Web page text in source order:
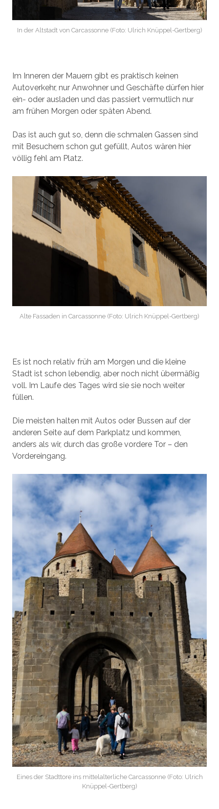
In der Altstadt von Carcassonne (Foto: Ulrich Knüppel-Gertberg)
Im Inneren der Mauern gibt es praktisch keinen
Autoverkehr, nur Anwohner und Geschäfte dürfen hier
ein- oder ausladen und das passiert vermutlich nur
am frühen Morgen oder späten Abend.
Das ist auch gut so, denn die schmalen Gassen sind
mit Besuchern schon gut gefüllt, Autos wären hier
völlig fehl am Platz.
Alte Fassaden in Carcassonne (Foto: Ulrich Knüppel-Gertberg)
Es ist noch relativ früh am Morgen und die kleine
Stadt ist schon lebendig, aber noch nicht übermäßig
voll. Im Laufe des Tages wird sie sie noch weiter
füllen.
Die meisten halten mit Autos oder Bussen auf der
anderen Seite auf dem Parkplatz und kommen,
anders als wir, durch das große vordere Tor – den
Vordereingang.
Eines der Stadttore ins mittelalterliche Carcassonne (Foto: Ulrich
Knüppel-Gertberg)